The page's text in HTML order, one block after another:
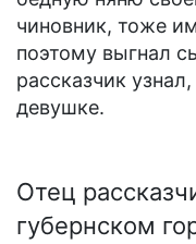
чиновник, тоже
поэтому выгнал
рассказчик
девушке.
Отец
губернском